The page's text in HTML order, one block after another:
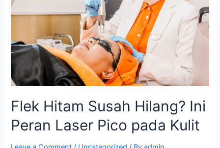
Flek Hitam Susah Hilang? Ini
Peran Laser Pico pada Kulit